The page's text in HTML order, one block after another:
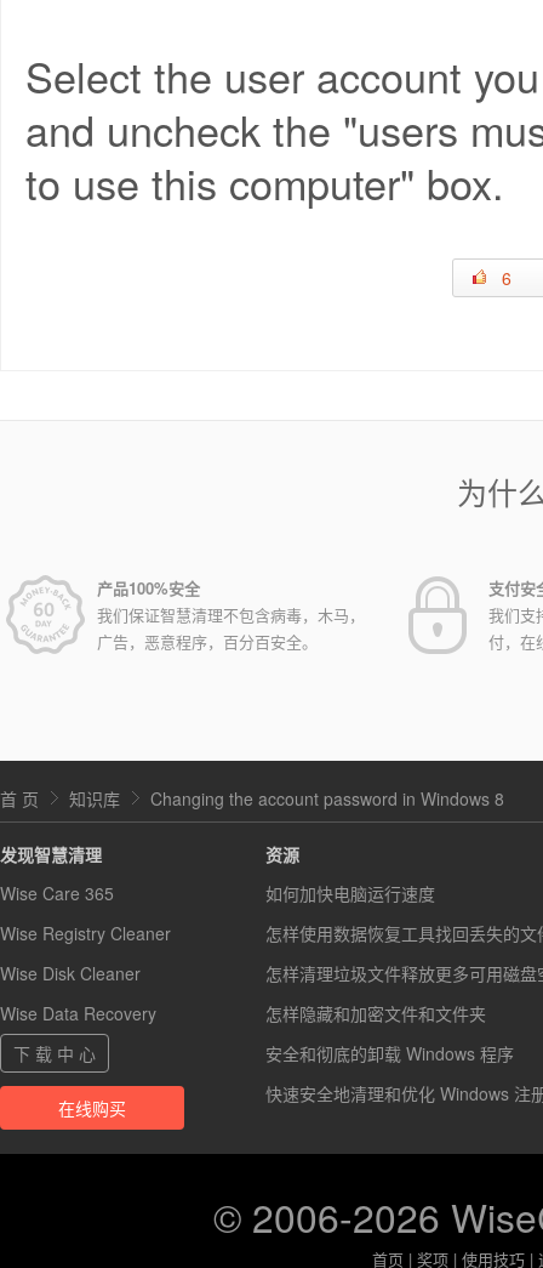
Select the user account
and uncheck the "users
to use this computer" box.
6
为什
产品100%安全
我们保证智慧清理不包含病毒，木马，
广告，恶意程序，百分百安全。
支付安
我们支
付，在
首 页 知识库 Changing the account password in Windows 8
发现智慧清理
Wise Care 365
Wise Registry Cleaner
Wise Disk Cleaner
Wise Data Recovery
下 载 中 心
在线购买
资源
如何加快电脑运行速度
怎样使用数据恢复工具找回丢失的文
怎样清理垃圾文件释放更多可用磁盘
怎样隐藏和加密文件和文件夹
安全和彻底的卸载 Windows 程序
快速安全地清理和优化 Windows 注
© 2006-2026
首页 |奖项 |使用技巧 |